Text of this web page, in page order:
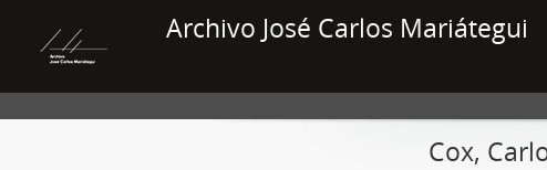
Archivo José Carlos Mariátegui
Cox,